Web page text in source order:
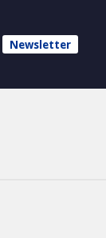
Newsletter